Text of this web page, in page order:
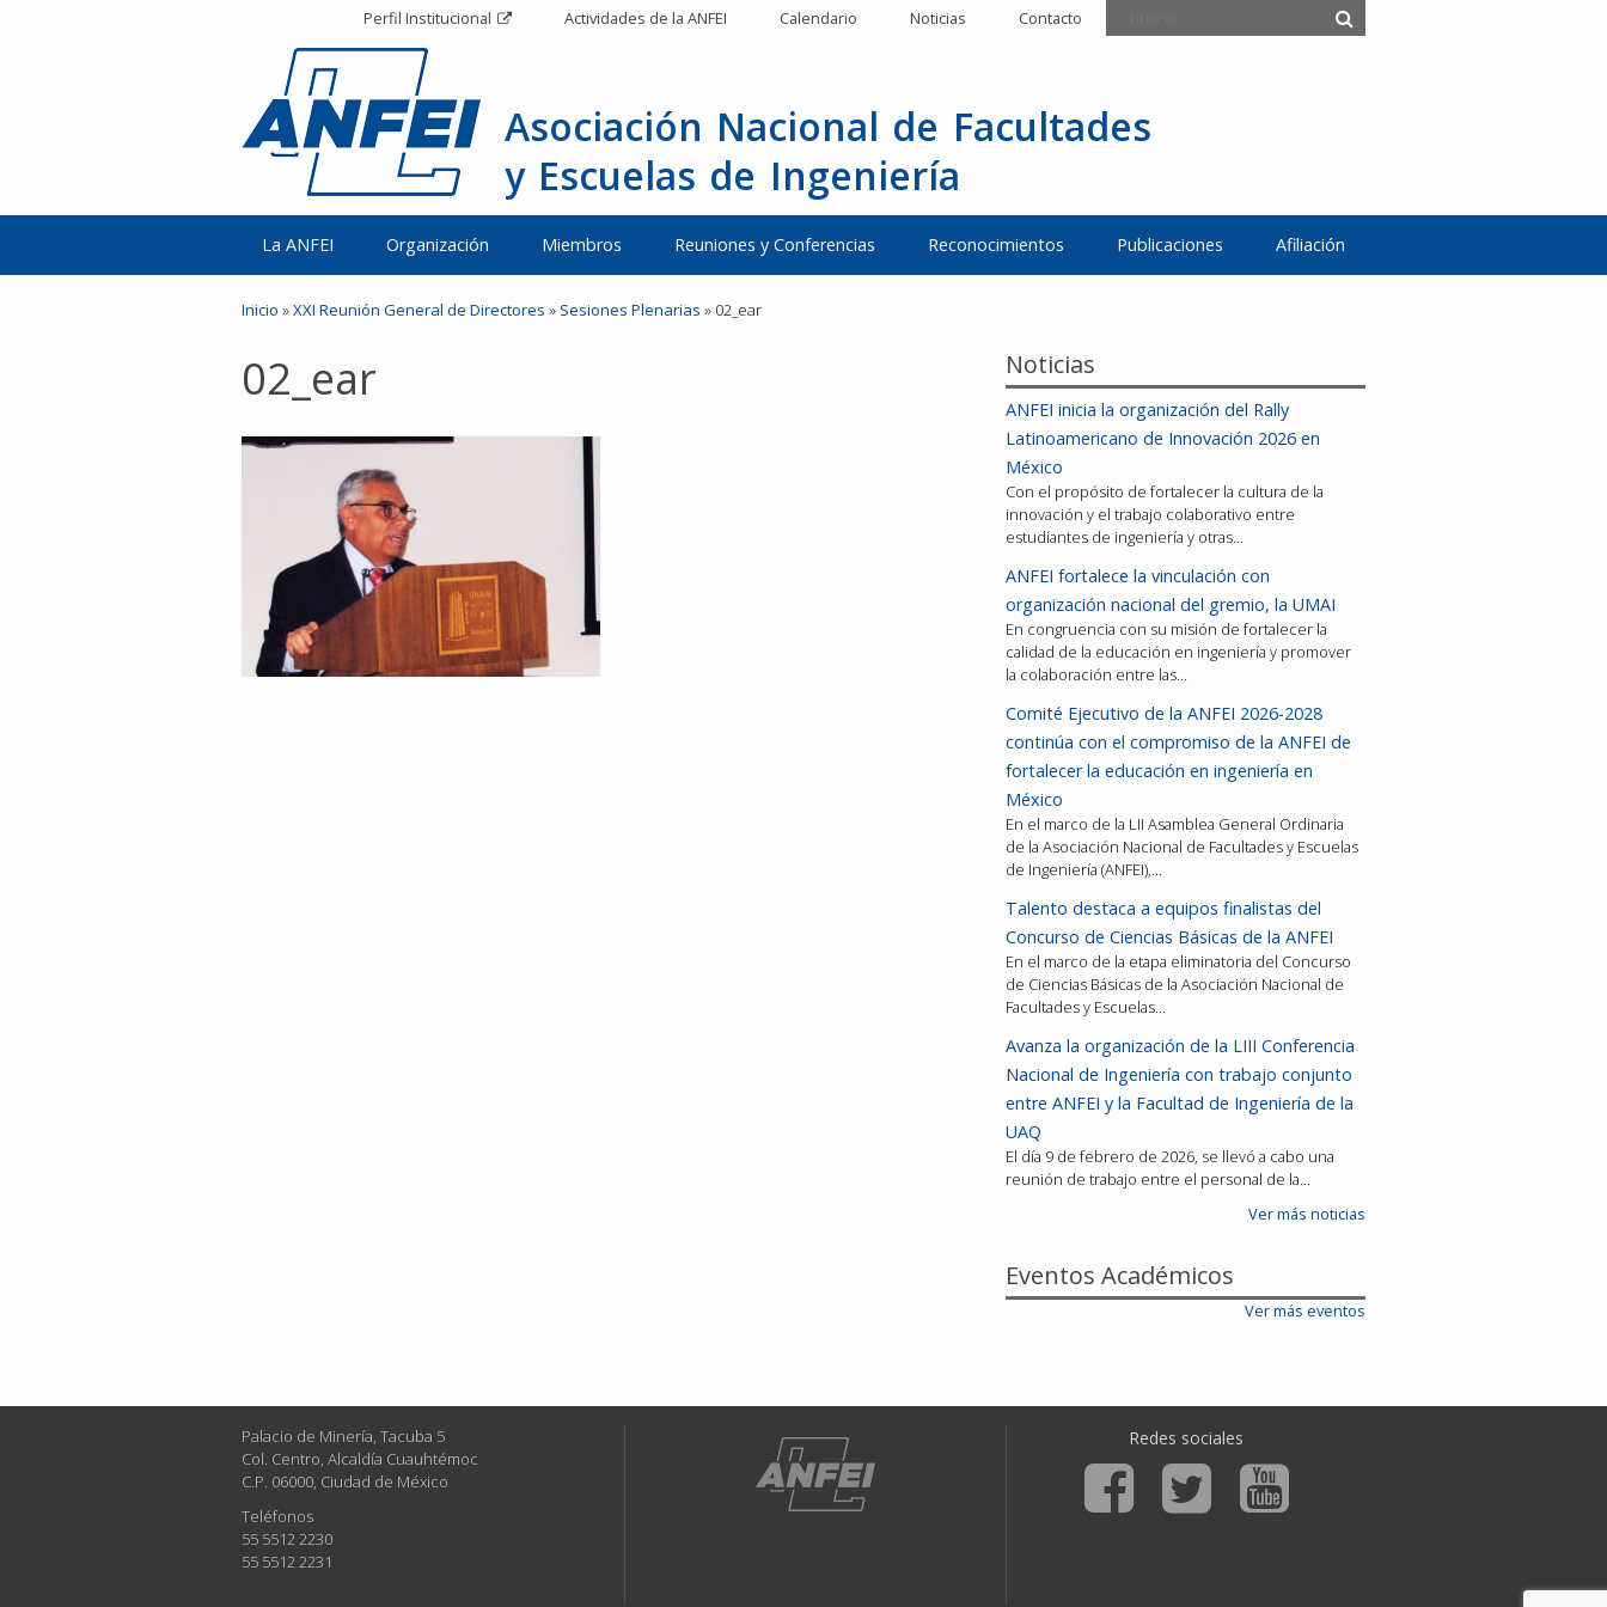
Perfil Institucional Actividades de la ANFEI Calendario Noticias Contacto
Asociación Nacional de Facultades
y Escuelas de Ingeniería
La ANFEI Organización Miembros Reuniones y Conferencias Reconocimientos Publicaciones Afiliación
Inicio »XXI Reunión General de Directores » Sesiones Plenarias » 02_ear
02_ear Noticias
ANFEI inicia la organización del Rally
Latinoamericano de Innovación 2026 en
México
Con el propósito de fortalecer la cultura de la
innovación y el trabajo colaborativo entre
estudiantes de ingeniería y otras…
ANFEI fortalece la vinculación con
organización nacional del gremio, la UMAI
En congruencia con su misión de fortalecer la
calidad de la educación en ingeniería y promover
la colaboración entre las…
Comité Ejecutivo de la ANFEI 2026-2028
continúa con el compromiso de la ANFEI de
fortalecer la educación en ingeniería en
México
En el marco de la LII Asamblea General Ordinaria
de la Asociación Nacional de Facultades y Escuelas
de Ingeniería (ANFEI),…
Talento destaca a equipos finalistas del
Concurso de Ciencias Básicas de la ANFEI
En el marco de la etapa eliminatoria del Concurso
de Ciencias Básicas de la Asociación Nacional de
Facultades y Escuelas…
Avanza la organización de la LIII Conferencia
Nacional de Ingeniería con trabajo conjunto
entre ANFEI y la Facultad de Ingeniería de la
UAQ
El día 9 de febrero de 2026, se llevó a cabo una
reunión de trabajo entre el personal de la…
Ver más noticias
Eventos Académicos
Ver más eventos
Palacio de Minería, Tacuba 5
Col. Centro, Alcaldía Cuauhtémoc
C.P. 06000, Ciudad de México
Teléfonos
55 5512 2230
55 5512 2231
Redes sociales